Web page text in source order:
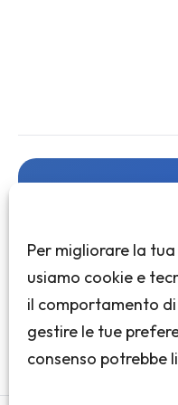
Per migliorare la
usiamo cookie e
il comportamento
gestire le tue
consenso potrebbe
una
Paleos è la piattaforma
formazione continua dei
corsi certificati, percorsi
community di oltre 50.000
info@paleos.it